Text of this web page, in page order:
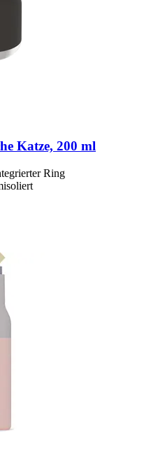
Katze, 200 ml
Ring